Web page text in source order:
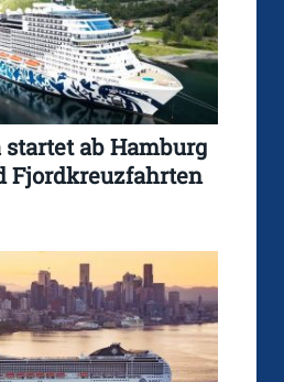
startet ab Hamburg
Fjordkreuzfahrten